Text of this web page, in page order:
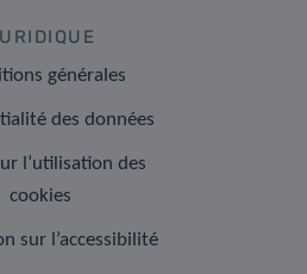
générales
des données
l’utilisation des
cookies
sur l’accessibilité